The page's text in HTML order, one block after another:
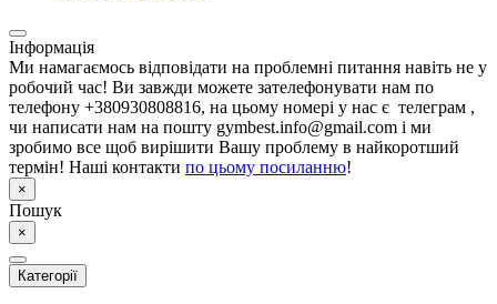
Інформація
Ми намагаємось відповідати на проблемні питання навіть не у
робочий час! Ви завжди можете зателефонувати нам по
телефону +380930808816, на цьому номері у нас є телеграм ,
чи написати нам на пошту gymbest.info@gmail.com і ми
зробимо все щоб вирішити Вашу проблему в найкоротший
термін! Наші контакти по цьому посиланню!
×
Пошук
×
Категорії